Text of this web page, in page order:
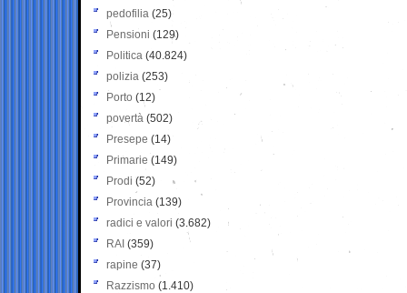
pedofilia (25)
Pensioni (129)
Politica (40.824)
polizia (253)
Porto (12)
povertà (502)
Presepe (14)
Primarie (149)
Prodi (52)
Provincia (139)
radici e valori (3.682)
RAI (359)
rapine (37)
Razzismo (1.410)